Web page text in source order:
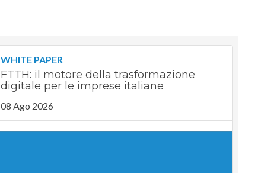
WHITE PAPER
FTTH: il motore della trasformazione
digitale per le imprese italiane
08 Ago 2026